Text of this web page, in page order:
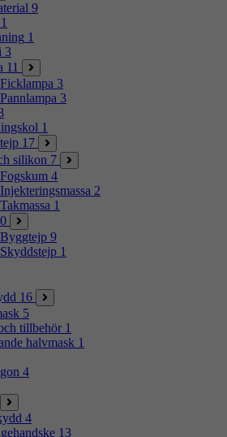
9
1
1
3
11
Ficklampa 3
Pannlampa 3
1
17
silikon 7
Fogskum 4
Injekteringsmassa 2
Takmassa 1
Byggtejp 9
Skyddstejp 1
16
5
tillbehör 1
halvmask 1
4
4
13